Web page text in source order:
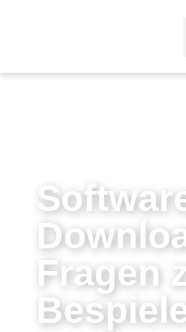
Fragen